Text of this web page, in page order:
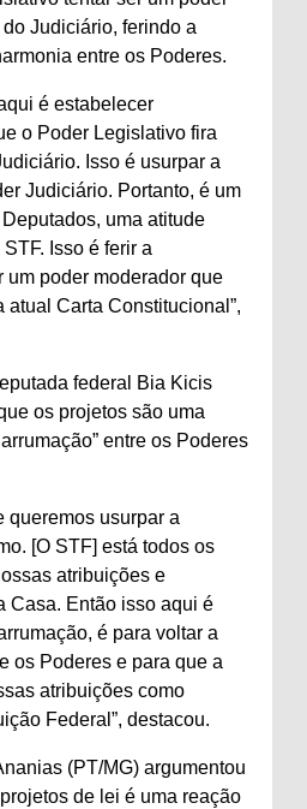
Judiciário, ferindo a
entre os Poderes.
é estabelecer
o Poder Legislativo fira
Isso é usurpar a
Judiciário. Portanto, é um
uma atitude
Isso é ferir a
um poder moderador que
atual Carta Constitucional”,
federal Bia Kicis
os projetos são uma
entre os Poderes
queremos usurpar a
[O STF] está todos os
atribuições e
Casa. Então isso aqui é
é para voltar a
os Poderes e para que a
atribuições como
Federal”, destacou.
(PT/MG) argumentou
de lei é uma reação